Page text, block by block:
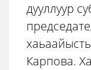
дууллуур
Карпова.